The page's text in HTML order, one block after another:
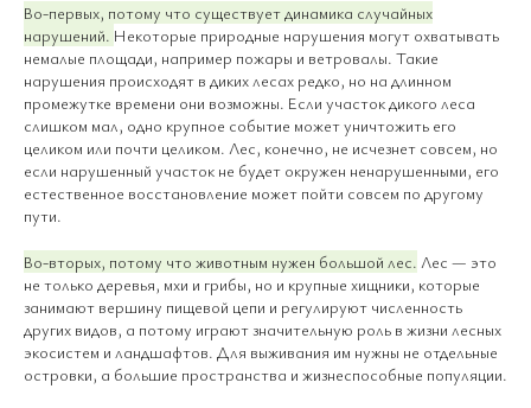
Во-первых, потому что существует динамика случайных
нарушений. Некоторые природные нарушения могут охватывать
немалые площади, например пожары и ветровалы. Такие
нарушения происходят в диких лесах редко, но на длинном
промежутке времени они возможны. Если участок дикого леса
слишком мал, одно крупное событие может уничтожить его
целиком или почти целиком. Лес, конечно, не исчезнет совсем, но
если нарушенный участок не будет окружен ненарушенными, его
естественное восстановление может пойти совсем по другому
пути.
Во-вторых, потому что животным нужен большой лес. Лес — это
не только деревья, мхи и грибы, но и крупные хищники, которые
занимают вершину пищевой цепи и регулируют численность
других видов, а потому играют значительную роль в жизни лесных
экосистем и ландшафтов. Для выживания им нужны не отдельные
островки, а большие пространства и жизнеспособные популяции.